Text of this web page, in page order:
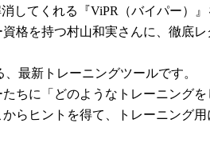
してくれる『ViPR（バイパー
格を持つ村山和実さんに、徹底
最新トレーニングツールです。
ちに「どのようなトレーニング
らヒントを得て、トレーニング